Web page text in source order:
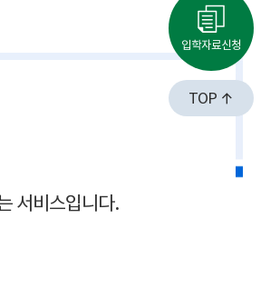
서비스입니다.
입학자료신청
TOP